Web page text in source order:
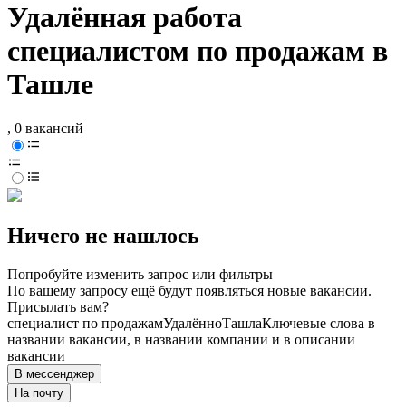
Удалённая работа
специалистом по продажам в
Ташле
, 0 вакансий
Ничего не нашлось
Попробуйте изменить запрос или фильтры
По вашему запросу ещё будут появляться новые вакансии.
Присылать вам?
специалист по продажамУдалённоТашлаКлючевые слова в
названии вакансии, в названии компании и в описании
вакансии
В мессенджер
На почту